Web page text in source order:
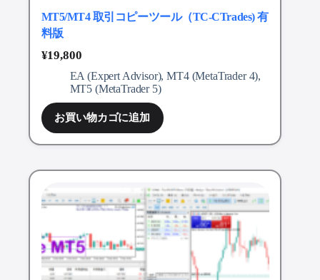
MT5/MT4 取引コピーツール（TC-CTrades) 有
料版
¥19,800
EA (Expert Advisor),MT4 (MetaTrader 4),
MT5 (MetaTrader 5)
お買い物カゴに追加